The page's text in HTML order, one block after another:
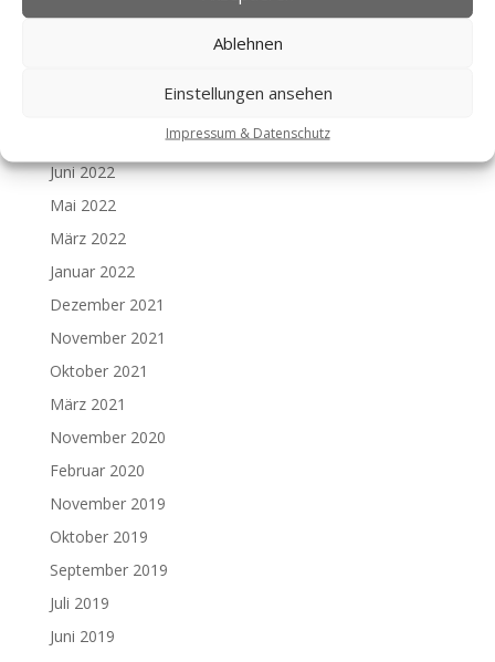
Ablehnen
Einstellungen ansehen
Impressum & Datenschutz
Juni 2022
Mai 2022
März 2022
Januar 2022
Dezember 2021
November 2021
Oktober 2021
März 2021
November 2020
Februar 2020
November 2019
Oktober 2019
September 2019
Juli 2019
Juni 2019